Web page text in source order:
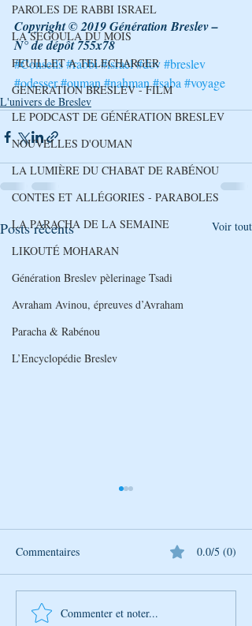
PAROLES DE RABBI ISRAEL
LA SEGOULA DU MOIS
FEUILLET A TELECHARGER
GENERATION BRESLEV - FILM
LE PODCAST DE GÉNÉRATION BRESLEV
NOUVELLES D'OUMAN
LA LUMIÈRE DU CHABAT DE RABÉNOU
CONTES ET ALLÉGORIES - PARABOLES
LA PARACHA DE LA SEMAINE
LIKOUTÉ MOHARAN
Génération Breslev pèlerinage Tsadi
Avraham Avinou, épreuves d’Avraham
Paracha & Rabénou
L’Encyclopédie Breslev
Copyright © 2019 Génération Breslev –
N° de dépôt 755x78
#Conseils#rabbi#israel#dov#breslev
#odesser#ouman#nahman#saba#voyage
L'univers de Breslev
Posts récents Voir tout
L’Univers de Breslev – Tou
Commentaires 0.0/5 (0)
Commenter et noter...